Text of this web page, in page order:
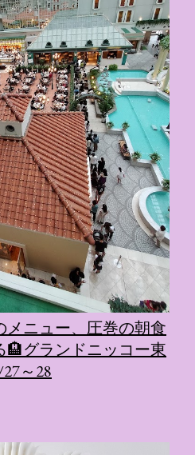
ニュー、圧巻の朝食
🏨グランドニッコー東
～28